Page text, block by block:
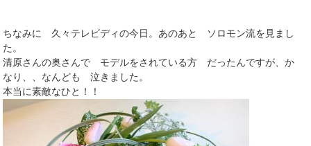
ちなみに 久々テレビディの今日。あのあと ソロモン流を見まし
た。
清原さんの奥さんで モデルをされている方 だったんですが、か
なり、、なんども 泣きました。
本当に素敵なひと！！